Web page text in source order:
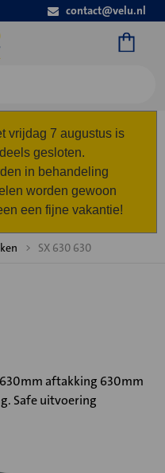
contact@velu.nl
vrijdag 7 augustus is
gesloten.
in behandeling
worden gewoon
een fijne vakantie!
SX 630 630
aftakking 630mm
Safe uitvoering